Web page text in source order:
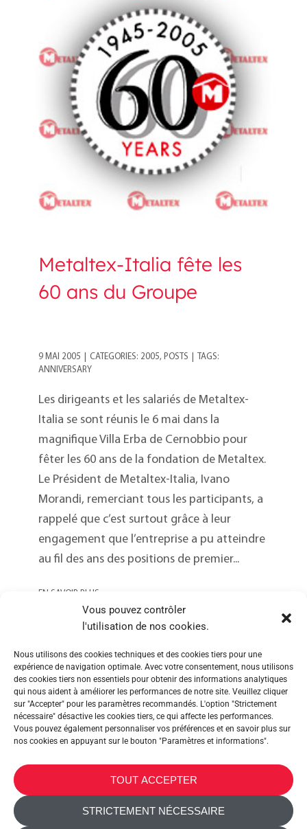
Vous pouvez contrôler
l'utilisation de nos cookies.
Nous utilisons des cookies techniques et des cookies tiers pour une
expérience de navigation optimale. Avec votre consentement, nous utilisons
des cookies tiers non essentiels pour obtenir des informations analytiques
qui nous aident à améliorer les performances de notre site. Veuillez cliquer
sur "Accepter" pour les paramètres recommandés. L'option "Strictement
nécessaire" désactive les cookies tiers, ce qui affecte les performances.
Vous pouvez également personnaliser vos préférences et en savoir plus sur
nos cookies en appuyant sur le bouton "Paramètres et informations".
TOUT ACCEPTER
STRICTEMENT NÉCESSAIRE
Metaltex-Italia fête les 60 ans
du Groupe
Metaltex-Italia fête les
60 ans du Groupe
9 MAI 2005 CATEGORIES: 2005, POSTS
TAGS:
ANNIVERSARY
Les dirigeants et les salariés de Metaltex-
Italia se sont réunis le 6 mai dans la
magnifique Villa Erba de Cernobbio pour
fêter les 60 ans de la fondation de Metaltex.
Le Président de Metaltex-Italia, Ivano
Morandi, remerciant tous les participants, a
rappelé que c’est surtout grâce à leur
engagement que l’entreprise a pu atteindre
au fil des ans des positions de premier...
EN SAVOIR PLUS
METALTEX SA © 2023 Powered by Ticyweb
NOUS CONTACTER